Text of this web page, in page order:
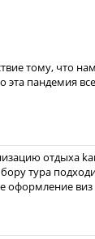
тому, что
эта пандемия
отдыха
тура
оформление виз